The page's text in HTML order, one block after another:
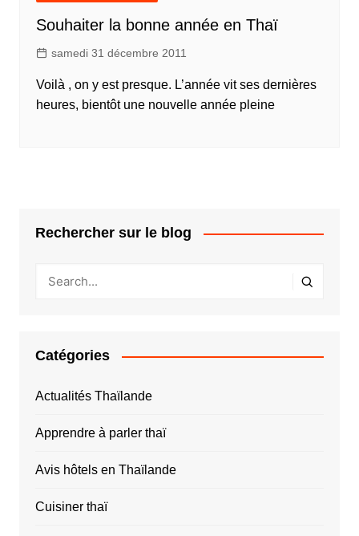
Souhaiter la bonne année en Thaï
samedi 31 décembre 2011
Voilà , on y est presque. L’année vit ses dernières
heures, bientôt une nouvelle année pleine
Rechercher sur le blog
Catégories
Actualités Thaïlande
Apprendre à parler thaï
Avis hôtels en Thaïlande
Cuisiner thaï